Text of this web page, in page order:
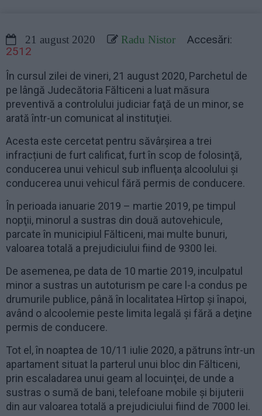
21 august 2020 Radu Nistor
Accesări:
2512
În cursul zilei de vineri, 21 august 2020, Parchetul de
pe lângă Judecătoria Fălticeni a luat măsura
preventivă a controlului judiciar faţă de un minor, se
arată într-un comunicat al instituţiei.
Acesta este cercetat pentru săvârşirea a trei
infracțiuni de furt calificat, furt în scop de folosinţă,
conducerea unui vehicul sub influenţa alcoolului și
conducerea unui vehicul fără permis de conducere.
În perioada ianuarie 2019 – martie 2019, pe timpul
nopţii, minorul a sustras din două autovehicule,
parcate în municipiul Fălticeni, mai multe bunuri,
valoarea totală a prejudiciului fiind de 9300 lei.
De asemenea, pe data de 10 martie 2019, inculpatul
minor a sustras un autoturism pe care l-a condus pe
drumurile publice, până în localitatea Hîrtop şi înapoi,
având o alcoolemie peste limita legală şi fără a deţine
permis de conducere.
Tot el, în noaptea de 10/11 iulie 2020, a pătruns într-un
apartament situat la parterul unui bloc din Fălticeni,
prin escaladarea unui geam al locuinţei, de unde a
sustras o sumă de bani, telefoane mobile şi bijuterii
din aur valoarea totală a prejudiciului fiind de 7000 lei.